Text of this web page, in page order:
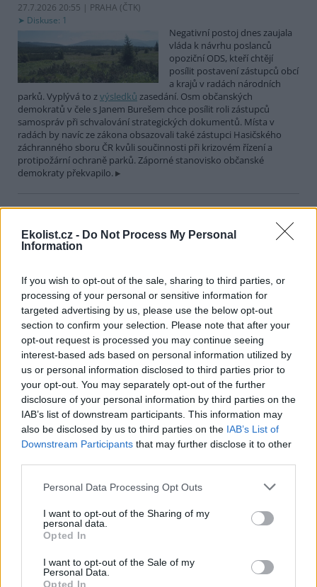
Ekolist.cz - Do Not Process My Personal
Information
If you wish to opt-out of the sale, sharing to third parties, or
processing of your personal or sensitive information for
targeted advertising by us, please use the below opt-out
section to confirm your selection. Please note that after your
opt-out request is processed you may continue seeing
interest-based ads based on personal information utilized by
us or personal information disclosed to third parties prior to
your opt-out. You may separately opt-out of the further
disclosure of your personal information by third parties on the
IAB’s list of downstream participants. This information may
also be disclosed by us to third parties on the IAB’s List of
Downstream Participants that may further disclose it to other
Personal Data Processing Opt Outs
I want to opt-out of the Sharing of my
personal data.
Opted In
I want to opt-out of the Sale of my
Personal Data.
Opted In
27.7.2026 20:55 | PRAHA (ČTK)
Diskuse: 1
Negativní postoj dnes zaujala
vláda k návrhu poslanců
opoziční ODS, kteří chtějí
posílit postavení zástupců obcí
a krajů v radách národních
parků. Vyplývá to zvýsledků zasedání. Osm občanských
demokratů v čele s Janem Burešem chce posílit roli zástupců
samospráv při schvalování strategických dokumentů. Místa v
radách by navíc ze zákona obsazovali také zástupci Hasičského
záchranného sboru ČR kvůli součinnosti při krizovém řízení a
protipožární ochraně parků. Záporné stanovisko občanské
demokraty překvapilo.
Soud v Miláně nařídil vypnout vysoké pece v největší
27.7.2026 20:32 (ČTK )
nařídil největší italské ocelárně
kvůli znečišťování azbestem a
jemným polétavým prachem
vypnout vysoké pece.
Ocelárně Acciaierie d’Italia (ADI) z jihoitalského města Taranto
nařizuje, aby tak učinila do 90 dnů od doručení rozsudku, informují
agentury ANSA a Adnkronos. Pokud chce firma provoz obnovit,
musí podle soudu odstranit zbývající azbest z vysokých pecí a
snížit množství vypuštěných jemných polétavých prachů PM10 a
PM2,5.
Česko v roce 2023 vyprodukovalo 538 kg na odpadu
na osobu, víc než byl průměr EU
27.7.2026 19:51 (ČTK)
Česko v roce 2023
komunálního odpadu na
osobu, což bylo o 27 kilogramů
to z analýzy projektu Evropa v datech. Oproti rokům 2022 a 2021
se jedná o mírné zlepšení. Podle dat Eurostatu Česko v roce 2022